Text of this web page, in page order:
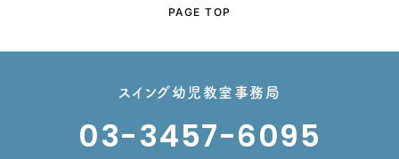
PAGE TOP
スイング幼児教室事務局
03-3457-6095